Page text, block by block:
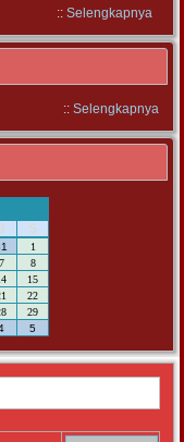
:: Selengkapnya
:: Selengkapnya
J S
1
7
8
15
22
29
5